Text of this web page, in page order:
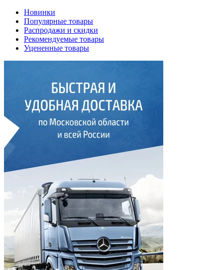
Новинки
Популярные товары
Распродажи и скидки
Рекомендуемые товары
Уцененные товары